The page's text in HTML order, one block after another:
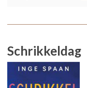
Schrikkeldag